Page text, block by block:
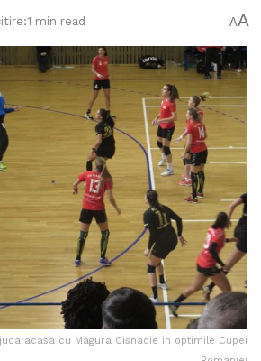
min read AA
acasa cu Magura Cisnadie in optimile Cupei